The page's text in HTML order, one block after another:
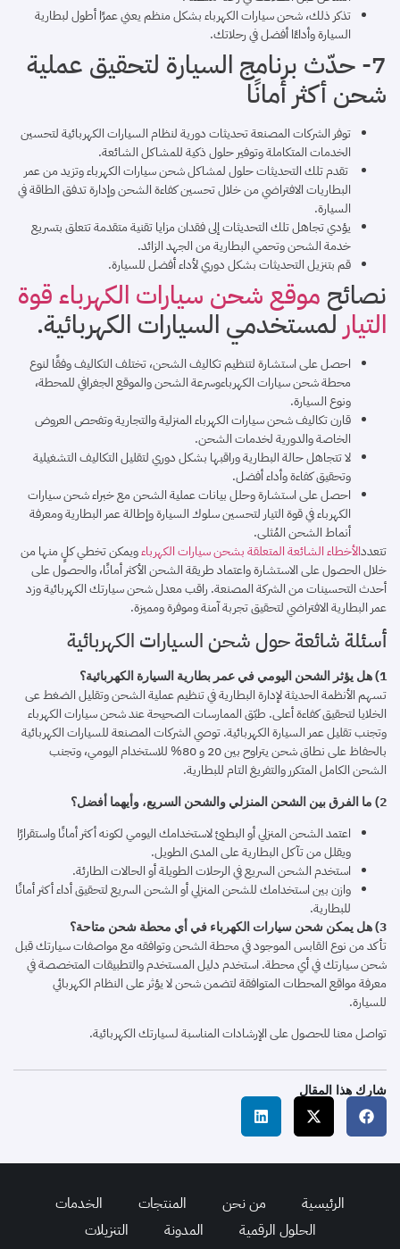
تذكر ذلك، شحن سيارات الكهرباء بشكل منظم يعني عمرًا أطول لبطارية
السيارة وأداءًا أفضل في رحلاتك.
7- حدّث برنامج السيارة لتحقيق عملية
شحن أكثر أمانًا
توفر الشركات المصنعة تحديثات دورية لنظام السيارات الكهربائية لتحسين
الخدمات المتكاملة وتوفير حلول ذكية للمشاكل الشائعة.
تقدم تلك التحديثات حلول لمشاكل شحن سيارات الكهرباء وتزيد من عمر
البطاريات الافتراضي من خلال تحسين كفاءة الشحن وإدارة تدفق الطاقة في
السيارة.
يؤدي تجاهل تلك التحديثات إلى فقدان مزايا تقنية متقدمة تتعلق بتسريع
خدمة الشحن وتحمي البطارية من الجهد الزائد.
قم بتنزيل التحديثات بشكل دوري لأداء أفضل للسيارة.
نصائحموقع شحن سيارات الكهرباء قوة
التيار لمستخدمي السيارات الكهربائية.
احصل على استشارة لتنظيم تكاليف الشحن، تختلف التكاليف وفقًا لنوع
محطة شحن سيارات الكهرباءوسرعة الشحن والموقع الجغرافي للمحطة،
ونوع السيارة.
قارن تكاليف شحن سيارات الكهرباء المنزلية والتجارية وتفحص العروض
الخاصة والدورية لخدمات الشحن.
لا تتجاهل حالة البطارية وراقبها بشكل دوري لتقليل التكاليف التشغيلية
وتحقيق كفاءة وأداء أفضل.
احصل على استشارة وحلل بيانات عملية الشحن مع خبراء شحن سيارات
الكهرباء في قوة التيار لتحسين سلوك السيارة وإطالة عمر البطارية ومعرفة
أنماط الشحن المُثلى.
تتعددالأخطاء الشائعة المتعلقة بشحن سيارات الكهرباءويمكن تخطي كلٍ منها من
خلال الحصول على الاستشارة واعتماد طريقة الشحن الأكثر أمانًا، والحصول على
أحدث التحسينات من الشركة المصنعة. راقب معدل شحن سيارتك الكهربائية وزد
عمر البطارية الافتراضي لتحقيق تجربة آمنة وموفرة ومميزة.
أسئلة شائعة حول شحن السيارات الكهربائية
1) هل يؤثر الشحن اليومي في عمر بطارية السيارة الكهربائية؟
تسهم الأنظمة الحديثة لإدارة البطارية في تنظيم عملية الشحن وتقليل الضغط عى
الخلايا لتحقيق كفاءة أعلى. طبّق الممارسات الصحيحة عند شحن سيارات الكهرباء
وتجنب تقليل عمر السيارة الكهربائية. توصي الشركات المصنعة للسيارات الكهربائية
بالحفاظ على نطاق شحن يتراوح بين 20 و 80% للاستخدام اليومي، وتجنب
الشحن الكامل المتكرر والتفريغ التام للبطارية.
2) ما الفرق بين الشحن المنزلي والشحن السريع، وأيهما أفضل؟
اعتمد الشحن المنزلي أو البطيئ لاستخدامك اليومي لكونه أكثر أمانًا واستقرارًا
ويقلل من تآكل البطارية على المدى الطويل.
استخدم الشحن السريع في الرحلات الطويلة أو الحالات الطارئة.
وازن بين استخدامك للشحن المنزلي أو الشحن السريع لتحقيق أداء أكثر أمانًا
للبطارية.
3) هل يمكن شحن سيارات الكهرباء في أي محطة شحن متاحة؟
تأكد من نوع القابس الموجود في محطة الشحن وتوافقه مع مواصفات سيارتك قبل
شحن سيارتك في أي محطة. استخدم دليل المستخدم والتطبيقات المتخصصة في
معرفة مواقع المحطات المتوافقة لتضمن شحن لا يؤثر على النظام الكهربائي
للسيارة.
تواصل معنا للحصول على الإرشادات المناسبة لسيارتك الكهربائية.
شارك هذا المقال
الرئيسية من نحن المنتجات
الخدمات
الحلول الرقمية
المدونة
التنزيلات